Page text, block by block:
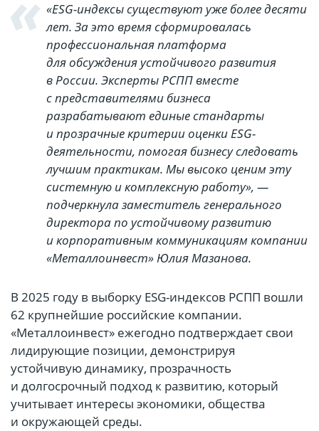
«ESG-индексы существуют уже более десяти
лет. За это время сформировалась
профессиональная платформа
для обсуждения устойчивого развития
в России. Эксперты РСПП вместе
с представителями бизнеса
разрабатывают единые стандарты
и прозрачные критерии оценки ESG-
деятельности, помогая бизнесу следовать
лучшим практикам. Мы высоко ценим эту
системную и комплексную работу», —
подчеркнула заместитель генерального
директора по устойчивому развитию
и корпоративным коммуникациям компании
«Металлоинвест» Юлия Мазанова.
В 2025 году в выборку ESG-индексов РСПП вошли
62 крупнейшие российские компании.
«Металлоинвест» ежегодно подтверждает свои
лидирующие позиции, демонстрируя
устойчивую динамику, прозрачность
и долгосрочный подход к развитию, который
учитывает интересы экономики, общества
и окружающей среды.